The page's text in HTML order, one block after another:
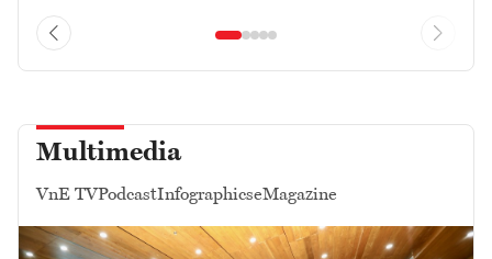
Multimedia
VnE TVPodcastInfographicseMagazine